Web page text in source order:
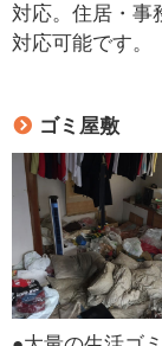
対応。住居・事
対応可能です。
ゴミ屋敷